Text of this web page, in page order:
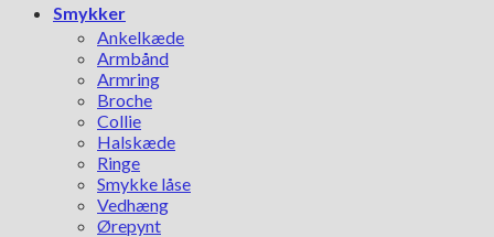
Smykker
Ankelkæde
Armbånd
Armring
Broche
Collie
Halskæde
Ringe
Smykke låse
Vedhæng
Ørepynt